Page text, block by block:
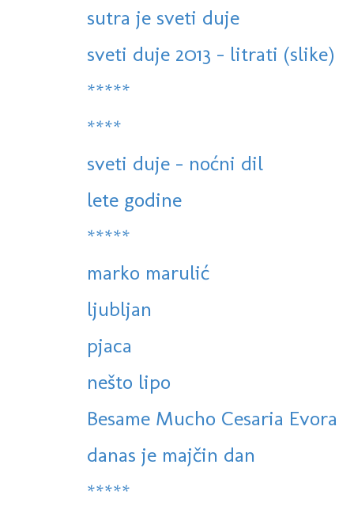
sutra je sveti duje
sveti duje 2013 - litrati (slike)
*****
****
sveti duje - noćni dil
lete godine
*****
marko marulić
ljubljan
pjaca
nešto lipo
Besame Mucho Cesaria Evora
danas je majčin dan
*****